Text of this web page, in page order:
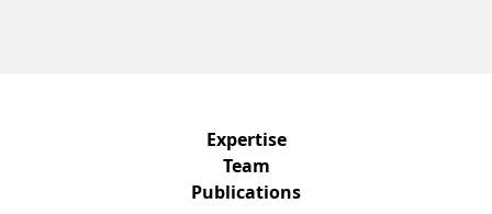
Expertise
Team
Publications